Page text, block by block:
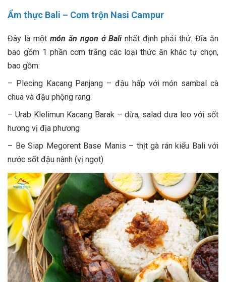
Ẩm thực Bali – Cơm trộn Nasi Campur
Đây là một món ăn ngon ở Balinhất định phải thử. Đĩa ăn
bao gồm 1 phần cơm trắng các loại thức ăn khác tự chọn,
bao gồm:
– Plecing Kacang Panjang – đậu hấp với món sambal cà
chua và đậu phộng rang.
– Urab Klelimun Kacang Barak – dừa, salad dưa leo với sốt
hương vị địa phương
– Be Siap Megorent Base Manis – thịt gà rán kiểu Bali với
nước sốt đậu nành (vị ngọt)